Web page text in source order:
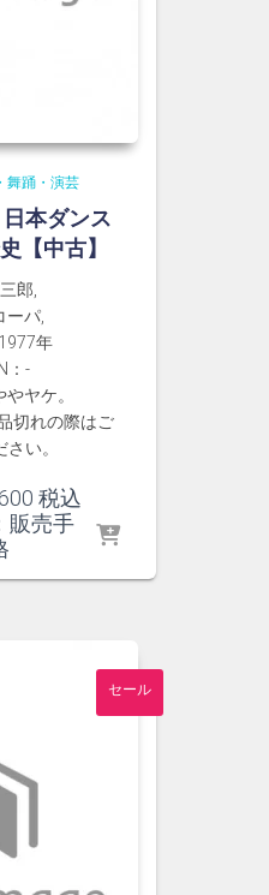
舞踊・演芸
本ダンス
【中古】
郎,
ーパ,
年
：-
ヤケ。
切れの際はご
い。
現
在
税込
販売手
セール